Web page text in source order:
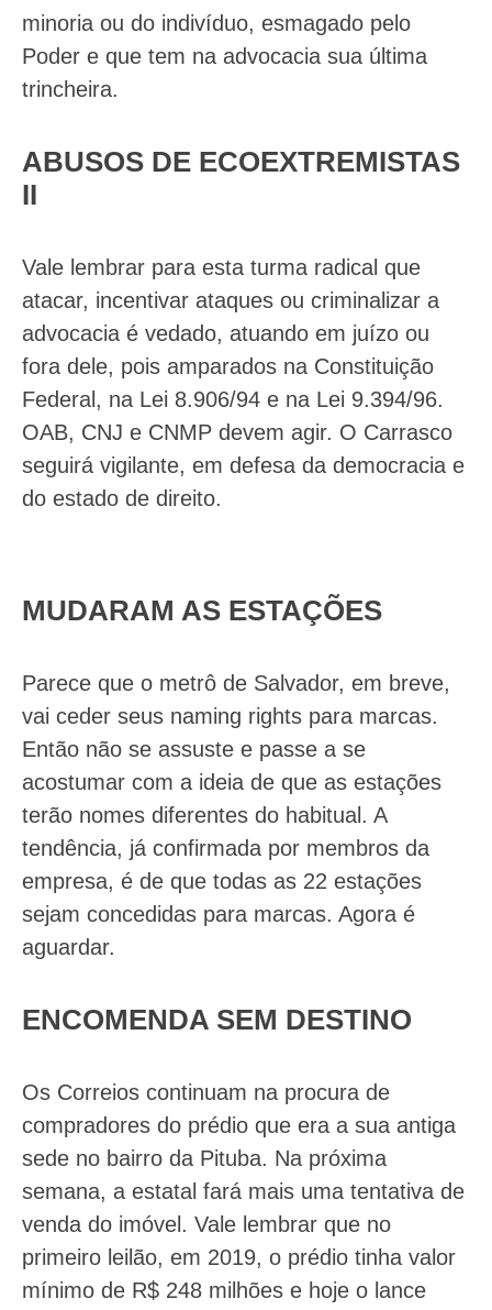
minoria ou do indivíduo, esmagado pelo
Poder e que tem na advocacia sua última
trincheira.
ABUSOS DE ECOEXTREMISTAS
II
Vale lembrar para esta turma radical que
atacar, incentivar ataques ou criminalizar a
advocacia é vedado, atuando em juízo ou
fora dele, pois amparados na Constituição
Federal, na Lei 8.906/94 e na Lei 9.394/96.
OAB, CNJ e CNMP devem agir. O Carrasco
seguirá vigilante, em defesa da democracia e
do estado de direito.
MUDARAM AS ESTAÇÕES
Parece que o metrô de Salvador, em breve,
vai ceder seus naming rights para marcas.
Então não se assuste e passe a se
acostumar com a ideia de que as estações
terão nomes diferentes do habitual. A
tendência, já confirmada por membros da
empresa, é de que todas as 22 estações
sejam concedidas para marcas. Agora é
aguardar.
ENCOMENDA SEM DESTINO
Os Correios continuam na procura de
compradores do prédio que era a sua antiga
sede no bairro da Pituba. Na próxima
semana, a estatal fará mais uma tentativa de
venda do imóvel. Vale lembrar que no
primeiro leilão, em 2019, o prédio tinha valor
mínimo de R$ 248 milhões e hoje o lance